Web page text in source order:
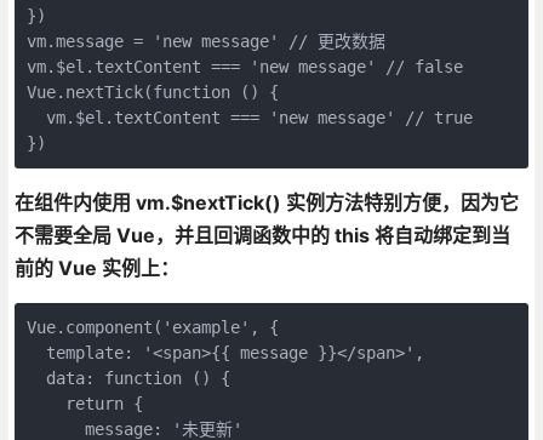
})
vm.message = 'new message' // 更改数据
vm.$el.textContent === 'new message' // false
Vue.nextTick(function () {
  vm.$el.textContent === 'new message' // true
在组件内使用 vm.$nextTick() 实例方法特别方便，因为它
不需要全局 Vue，并且回调函数中的 this 将自动绑定到当
前的 Vue 实例上：
Vue.component('example', {
  template: '<span>{{ message }}</span>',
  data: function () {
    return {
      message: '未更新'